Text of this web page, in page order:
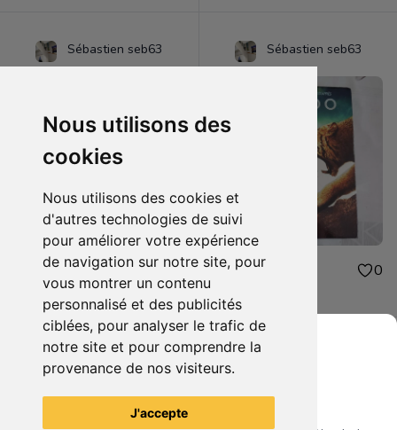
Nous utilisons des
cookies
Nous utilisons des cookies et
d'autres technologies de suivi
pour améliorer votre expérience
de navigation sur notre site, pour
vous montrer un contenu
personnalisé et des publicités
ciblées, pour analyser le trafic de
notre site et pour comprendre la
provenance de nos visiteurs.
J'accepte
Sébastien seb63
48.00€ 0
figurine one piece oden
Sébastien seb63
1.00€ 0
Voir tous les articles du vendeur
Grenier du Geek